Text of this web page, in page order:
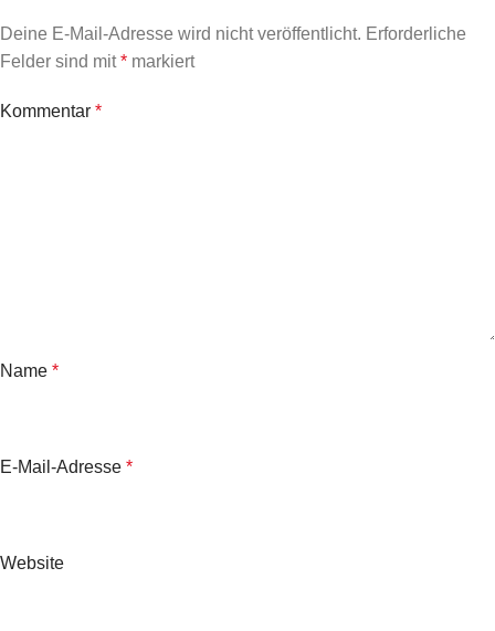
Deine E-Mail-Adresse wird nicht veröffentlicht. Erforderliche
Felder sind mit* markiert
Kommentar *
Name *
E-Mail-Adresse *
Website